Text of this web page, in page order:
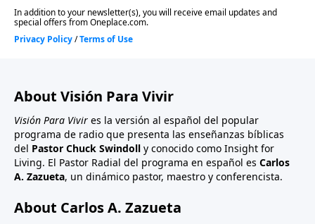
About Visión Para Vivir
Visión Para Vivir es la versión al español del popular
programa de radio que presenta las enseñanzas bíblicas
del Pastor Chuck Swindoll y conocido como Insight for
Living. El Pastor Radial del programa en español es Carlos
A. Zazueta, un dinámico pastor, maestro y conferencista.
About Carlos A. Zazueta